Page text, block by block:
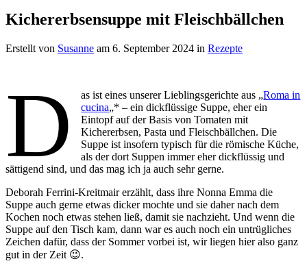
Kichererbsensuppe mit Fleischbällchen
Erstellt von Susanne am 6. September 2024 in Rezepte
D as ist eines unserer Lieblingsgerichte aus „Roma in
cucina„* – ein dickflüssige Suppe, eher ein
Eintopf auf der Basis von Tomaten mit
Kichererbsen, Pasta und Fleischbällchen. Die
Suppe ist insofern typisch für die römische Küche,
als der dort Suppen immer eher dickflüssig und
sättigend sind, und das mag ich ja auch sehr gerne.
Deborah Ferrini-Kreitmair erzählt, dass ihre Nonna Emma die
Suppe auch gerne etwas dicker mochte und sie daher nach dem
Kochen noch etwas stehen ließ, damit sie nachzieht. Und wenn die
Suppe auf den Tisch kam, dann war es auch noch ein untrügliches
Zeichen dafür, dass der Sommer vorbei ist, wir liegen hier also ganz
gut in der Zeit 😉.